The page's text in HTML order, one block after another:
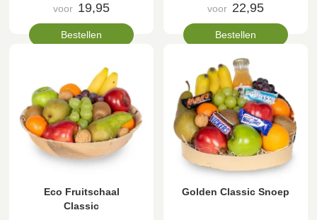
voor 19,95
Bestellen
voor 22,95
Bestellen
Eco Fruitschaal
Classic
Golden Classic Snoep